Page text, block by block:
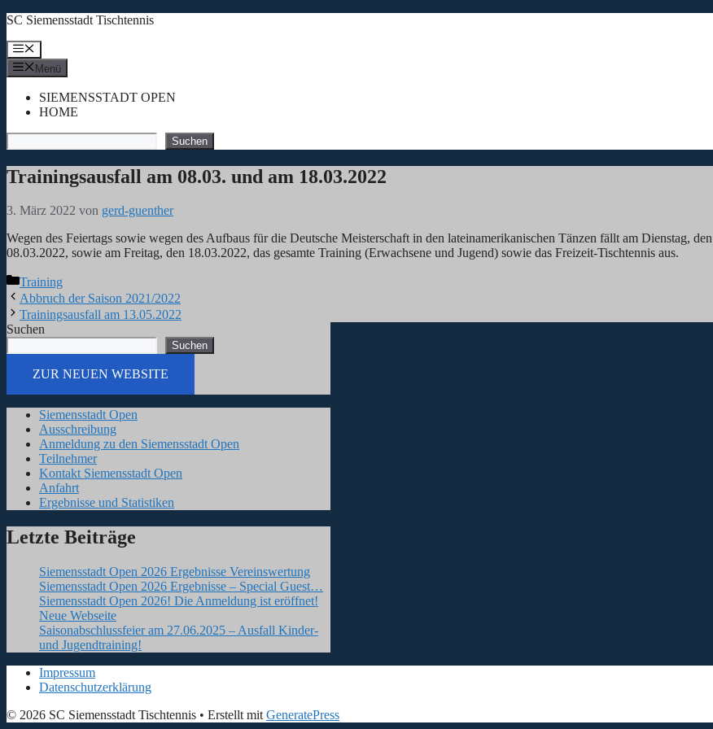
Zum
springen
SC Siemensstadt Tischtennis
Menü
Menü
SIEMENSSTADT OPEN
HOME
Suchen
Suchen
Trainingsausfall am 08.03. und am 18.03.2022
3. März 2022 von gerd-guenther
Wegen des Feiertags sowie wegen des Aufbaus für die Deutsche Meisterschaft in den lateinamerikanischen Tänzen fällt am Dienstag, den
08.03.2022, sowie am Freitag, den 18.03.2022, das gesamte Training (Erwachsene und Jugend) sowie das Freizeit-Tischtennis aus.
Kategorien
Training
Abbruch der Saison 2021/2022
Trainingsausfall am 13.05.2022
Suchen
Suchen
ZUR NEUEN WEBSITE
Siemensstadt Open
Ausschreibung
Anmeldung zu den Siemensstadt Open
Teilnehmer
Kontakt Siemensstadt Open
Anfahrt
Ergebnisse und Statistiken
Letzte Beiträge
Siemensstadt Open 2026 Ergebnisse Vereinswertung
Siemensstadt Open 2026 Ergebnisse – Special Guest…
Siemensstadt Open 2026! Die Anmeldung ist eröffnet!
Neue Webseite
Saisonabschlussfeier am 27.06.2025 – Ausfall Kinder-
und Jugendtraining!
Impressum
Datenschutzerklärung
© 2026 SC Siemensstadt Tischtennis • Erstellt mit GeneratePress